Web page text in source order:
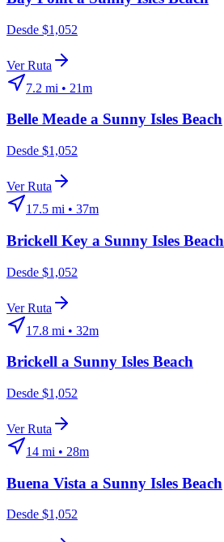
Desde $1,052
Ver Ruta
7.2 mi • 21m
Belle Meade a Sunny Isles Beach
Desde $1,052
Ver Ruta
17.5 mi • 37m
Brickell Key a Sunny Isles Beach
Desde $1,052
Ver Ruta
17.8 mi • 32m
Brickell a Sunny Isles Beach
Desde $1,052
Ver Ruta
14 mi • 28m
Buena Vista a Sunny Isles Beach
Desde $1,052